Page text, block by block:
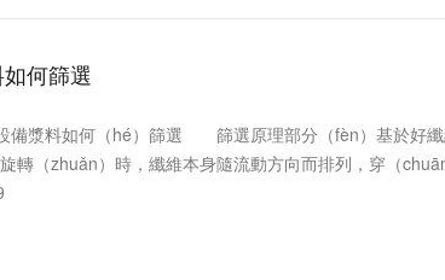
何篩選
漿料如何（hé）篩選 篩選原理部分（fèn）基於好纖
轉（zhuǎn）時，纖維本身隨流動方向而排列，穿（